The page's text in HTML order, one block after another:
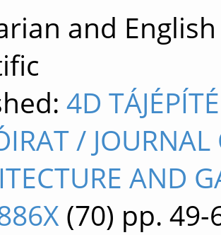
and
4D
/
AND
(70) pp. 49-